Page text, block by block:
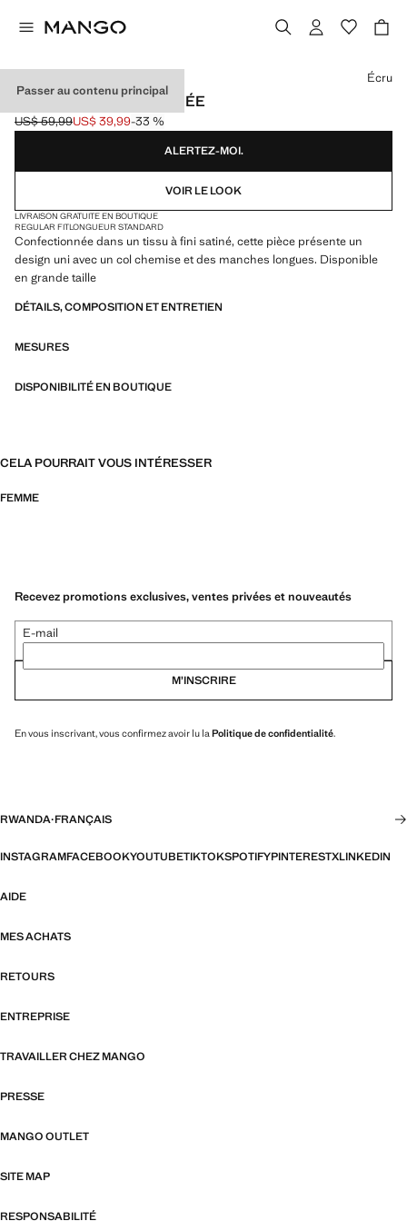
Passer au contenu principal
CHEMISE FLUIDE SATINÉE
Prix initial barré [US$ 59,99 ]
US$ 59,99
Prix actuel [US$ 39,99 ]
US$ 39,99-33 %
Choisissez une couleur
Écru
ALERTEZ-MOI.
VOIR LE LOOK
LIVRAISON GRATUITE EN BOUTIQUE
REGULAR FITLONGUEUR STANDARD
Confectionnée dans un tissu à fini satiné, cette pièce présente un
design uni avec un col chemise et des manches longues. Disponible
en grande taille
DÉTAILS, COMPOSITION ET ENTRETIEN
MESURES
DISPONIBILITÉ EN BOUTIQUE
CELA POURRAIT VOUS INTÉRESSER
FEMME
Recevez promotions exclusives, ventes privées et nouveautés
E-mail
M’INSCRIRE
En vous inscrivant, vous confirmez avoir lu la Politique de confidentialité.
RWANDA·FRANÇAIS
INSTAGRAMFACEBOOKYOUTUBETIKTOKSPOTIFYPINTERESTXLINKEDIN
AIDE
MES ACHATS
RETOURS
ENTREPRISE
TRAVAILLER CHEZ MANGO
PRESSE
MANGO OUTLET
SITE MAP
RESPONSABILITÉ